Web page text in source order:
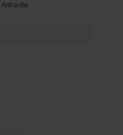
Antracite